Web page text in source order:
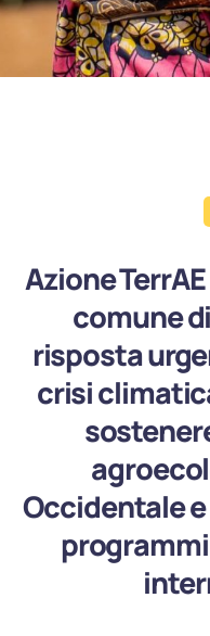
Azione
comune
risposta
crisi
Occidentale